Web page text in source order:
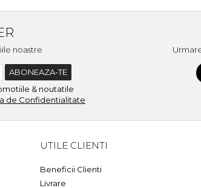
noastre
& noutatile
de Confidentialitate
UTILE CLIENTI
Beneficii Clienti
Livrare